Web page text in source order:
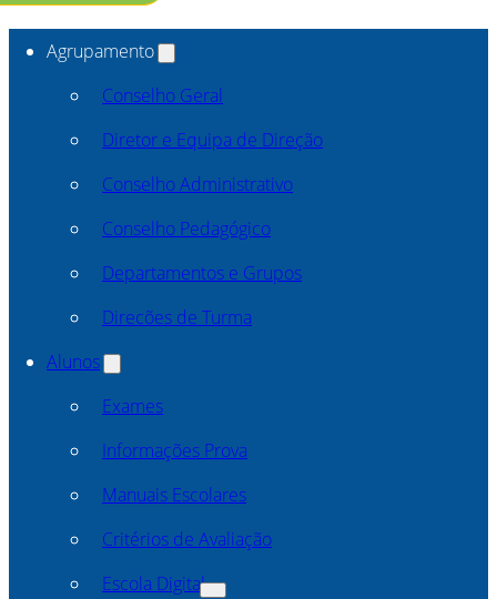
Agrupamento
Conselho Geral
Diretor e Equipa de Direção
Conselho Administrativo
Conselho Pedagógico
Departamentos e Grupos
Direcões de Turma
Alunos
Exames
Informações Prova
Manuais Escolares
Critérios de Avaliação
Escola Digital